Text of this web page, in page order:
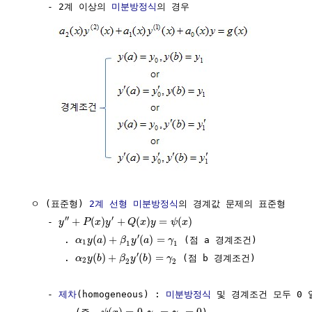
     - 2계 이상의
미분방정식 의 경우
  ㅇ (표준형)
2계 선형 미분방정식 의 경계값 문제의 표준형
     -
y′′ + P(x)y′ + Q(x)y = ψ(x)
        .
α1y(a) + β1y′(a) = γ1
(점 a 경계조건)
        .
α2y(b) + β2y′(b) = γ2 (점 b 경계조건)
     -
제차(homogeneous) : 미분방정식
및 경계조건 모두 0